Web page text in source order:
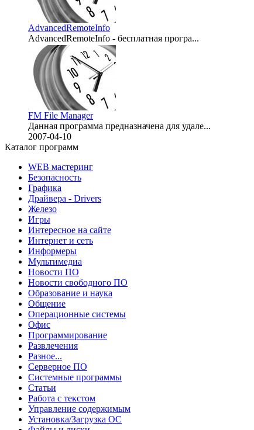
AdvancedRemoteInfo
AdvancedRemoteInfo - бесплатная програ...
2007-08-21
FM File Manager
Данная программа предназначена для удале...
2007-04-10
Каталог программ
WEB мастеринг
Безопасность
Графика
Драйвера - Drivers
Железо
Игры
Интересное на сайте
Интернет и сеть
Информеры
Мультимедиа
Новости ПО
Новости свободного ПО
Образование и наука
Общение
Операционные системы
Офис
Программирование
Развлечения
Разное...
Серверное ПО
Системные программы
Статьи
Работа с текстом
Управление содержимым
Установка/Загрузка ОС